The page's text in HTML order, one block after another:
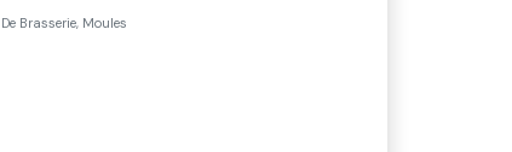
Brasserie, Moules